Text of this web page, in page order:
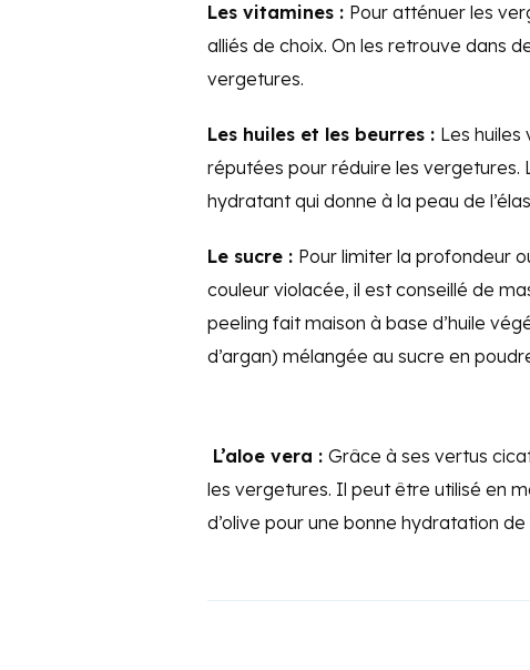
Les vitamines : Pour atténuer les
alliés de choix. On les retrouve dans
vergetures.
Les huiles et les beurres : Les huiles
réputées pour réduire les
hydratant qui donne à la peau de
Le sucre : Pour limiter la profondeur
couleur violacée, il est conseillé de
peeling fait maison à base d’huile
d’argan) mélangée au sucre en
L’aloe vera : Grâce à ses vertus
les vergetures. Il peut être utilisé en
d’olive pour une bonne hydratation de